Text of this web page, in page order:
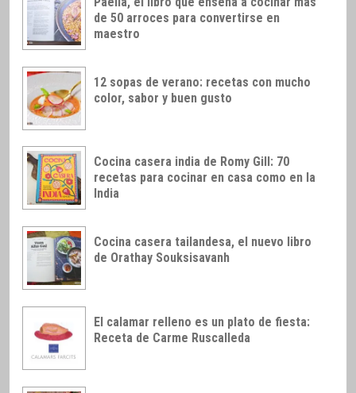
de 50 arroces para convertirse en
maestro
12 sopas de verano: recetas con mucho
color, sabor y buen gusto
Cocina casera india de Romy Gill: 70
recetas para cocinar en casa como en la
India
Cocina casera tailandesa, el nuevo libro
de Orathay Souksisavanh
El calamar relleno es un plato de fiesta:
Receta de Carme Ruscalleda